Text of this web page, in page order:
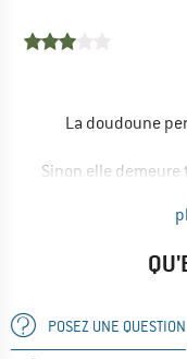
Oui, je
La doudoune
Sinon elle
POSEZ UNE QUESTION